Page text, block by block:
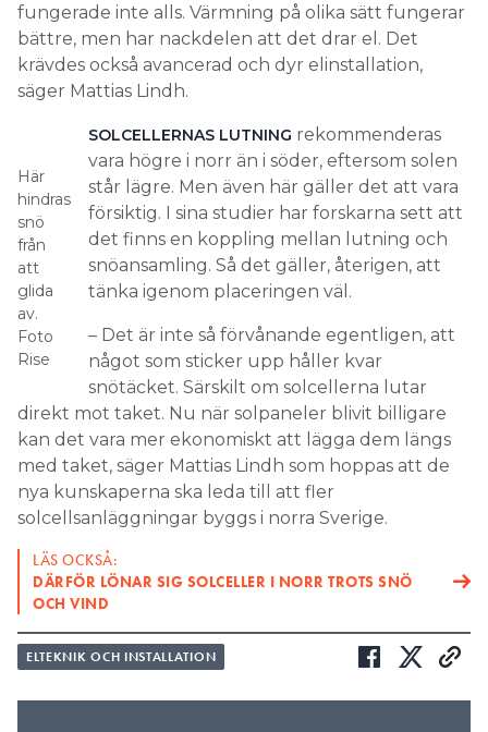
fungerade inte alls. Värmning på olika sätt fungerar
bättre, men har nackdelen att det drar el. Det
krävdes också avancerad och dyr elinstallation,
säger Mattias Lindh.
Här
hindras
snö
från
att
glida
av.
Foto
Rise
SOLCELLERNAS LUTNING rekommenderas
vara högre i norr än i söder, eftersom solen
står lägre. Men även här gäller det att vara
försiktig. I sina studier har forskarna sett att
det finns en koppling mellan lutning och
snöansamling. Så det gäller, återigen, att
tänka igenom placeringen väl.
– Det är inte så förvånande egentligen, att
något som sticker upp håller kvar
snötäcket. Särskilt om solcellerna lutar
direkt mot taket. Nu när solpaneler blivit billigare
kan det vara mer ekonomiskt att lägga dem längs
med taket, säger Mattias Lindh som hoppas att de
nya kunskaperna ska leda till att fler
solcellsanläggningar byggs i norra Sverige.
LÄS OCKSÅ:
DÄRFÖR LÖNAR SIG SOLCELLER I NORR TROTS SNÖ
OCH VIND
ELTEKNIK OCH INSTALLATION